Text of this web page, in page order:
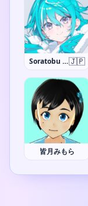
Soratobu Tsumori🇯🇵
皆月みもら